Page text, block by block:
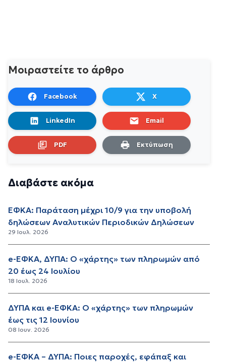
Μοιραστείτε το άρθρο
Facebook X
LinkedIn Email
PDF Εκτύπωση
Διαβάστε ακόμα
ΕΦΚΑ: Παράταση μέχρι 10/9 για την υποβολή
δηλώσεων Αναλυτικών Περιοδικών Δηλώσεων
29 Ιουλ. 2026
e-ΕΦΚΑ, ΔΥΠΑ: Ο «χάρτης» των πληρωμών από
20 έως 24 Ιουλίου
18 Ιουλ. 2026
ΔΥΠΑ και e-ΕΦΚΑ: Ο «χάρτης» των πληρωμών
έως τις 12 Ιουνίου
08 Ιουν. 2026
e-ΕΦΚΑ – ΔΥΠΑ: Ποιες παροχές, εφάπαξ και